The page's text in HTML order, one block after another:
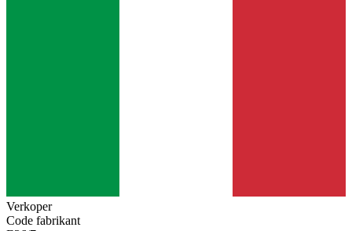
Verkoper
Code fabrikant